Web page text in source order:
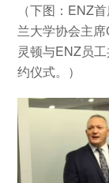
（下图：ENZ
兰大学协会主
灵顿与ENZ员
约仪式。）